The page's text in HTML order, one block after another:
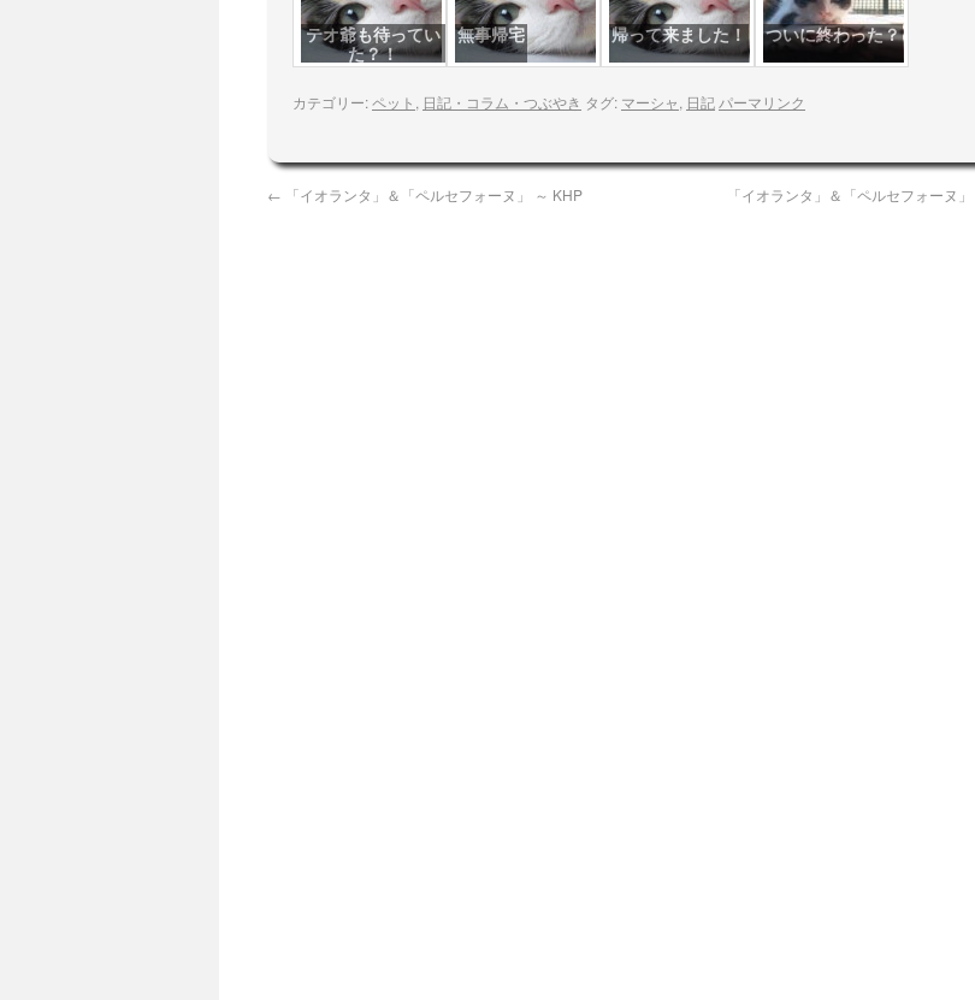
テオ爺も待ってい
た？！
無事帰宅 帰って来ました！ ついに終わった？
カテゴリー:ペット , 日記・コラム・つぶやき タグ: マーシャ, 日記 パーマリンク
← 「イオランタ」＆「ペルセフォーヌ」 ～ KHP 「イオランタ」＆「ペルセフォーヌ」